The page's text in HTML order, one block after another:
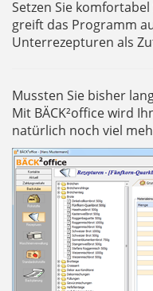
Setzen Sie
greift das Programm
Unterrezepturen als
Mussten Sie bisher
Mit BÄCK²office wird
natürlich noch viel